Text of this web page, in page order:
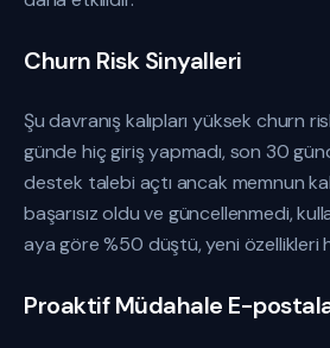
Churn Risk Sinyalleri
Şu davranış kalıpları yüksek churn
günde hiç giriş yapmadı, son 30
destek talebi açtı ancak memnun
başarısız oldu ve güncellenmedi,
aya göre %50 düştü, yeni özellikleri
Proaktif Müdahale E-